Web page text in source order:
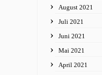
August 2021
Juli 2021
Juni 2021
Mai 2021
April 2021